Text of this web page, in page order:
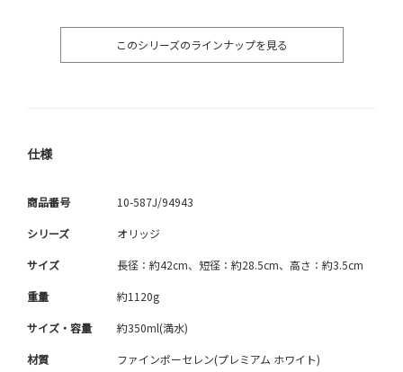
このシリーズのラインナップを見る
仕様
商品番号 10-587J/94943
シリーズ オリッジ
サイズ 長径：約42cm、短径：約28.5cm、高さ：約3.5cm
重量 約1120g
サイズ・容量 約350ml(満水)
材質 ファインポーセレン(プレミアム ホワイト)